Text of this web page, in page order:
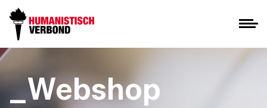
_Webshop